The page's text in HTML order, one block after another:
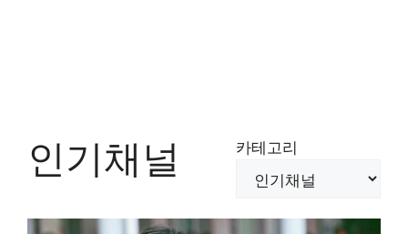
인기채널 카테고리